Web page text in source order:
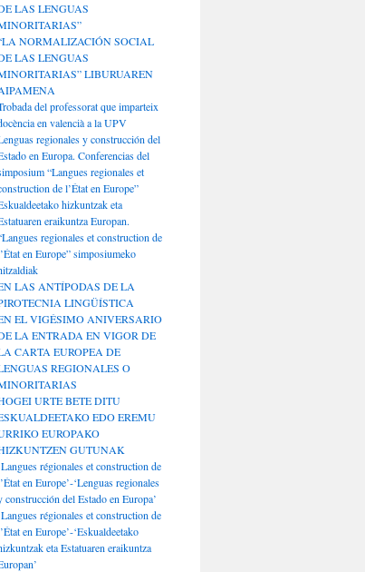
LAS LENGUAS
NORMALIZACIÓN SOCIAL
LAS LENGUAS
LIBURUAREN
del professorat que imparteix
en valencià a la UPV
regionales y construcción del
en Europa. Conferencias del
“Langues regionales et
de l’État en Europe”
hizkuntzak eta
eraikuntza Europan.
regionales et construction de
en Europe” simposiumeko
LAS ANTÍPODAS DE LA
LINGÜÍSTICA
EL VIGÉSIMO ANIVERSARIO
LA ENTRADA EN VIGOR DE
CARTA EUROPEA DE
REGIONALES O
URTE BETE DITU
EDO EREMU
EUROPAKO
GUTUNAK
régionales et construction de
en Europe’-‘Lenguas regionales
construcción del Estado en Europa’
régionales et construction de
en Europe’-‘Eskualdeetako
eta Estatuaren eraikuntza